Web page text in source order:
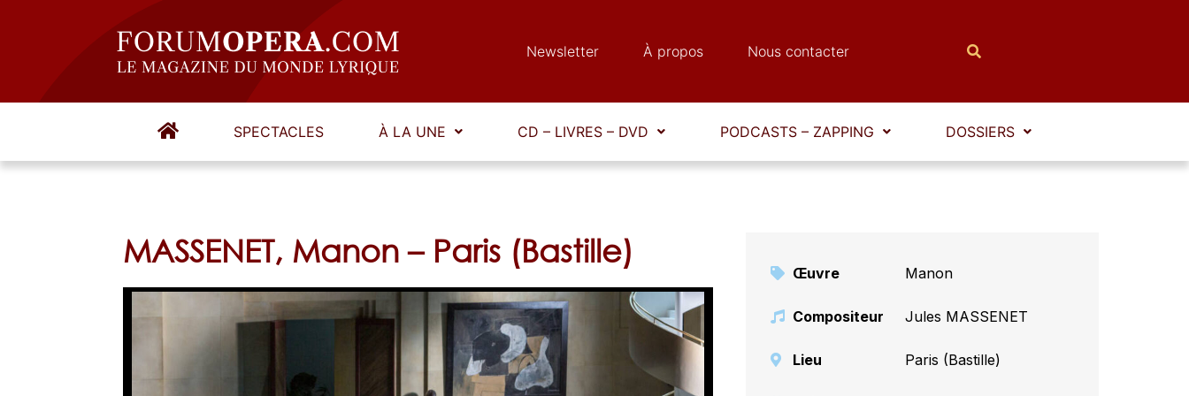
Newsletter À propos Nous contacter
SPECTACLES À LA UNE CD – LIVRES – DVD PODCASTS – ZAPPING DOSSIERS
MASSENET, Manon – Paris (Bastille)
Œuvre Manon
Compositeur Jules MASSENET
Lieu Paris (Bastille)